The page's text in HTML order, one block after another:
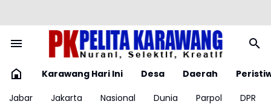
Karawang Hari Ini Desa Daerah
Jabar
Jakarta Nasional Dunia Parpol
DPR